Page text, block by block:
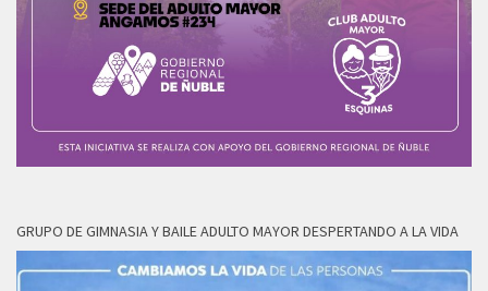
GRUPO DE GIMNASIA Y BAILE ADULTO MAYOR DESPERTANDO A LA VIDA